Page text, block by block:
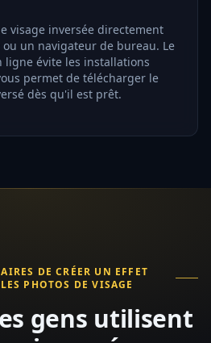
visage inversée directement
un navigateur de bureau. Le
ligne évite les installations
permet de télécharger le
dès qu'il est prêt.
DE CRÉER UN EFFET
PHOTOS DE VISAGE
gens utilisent